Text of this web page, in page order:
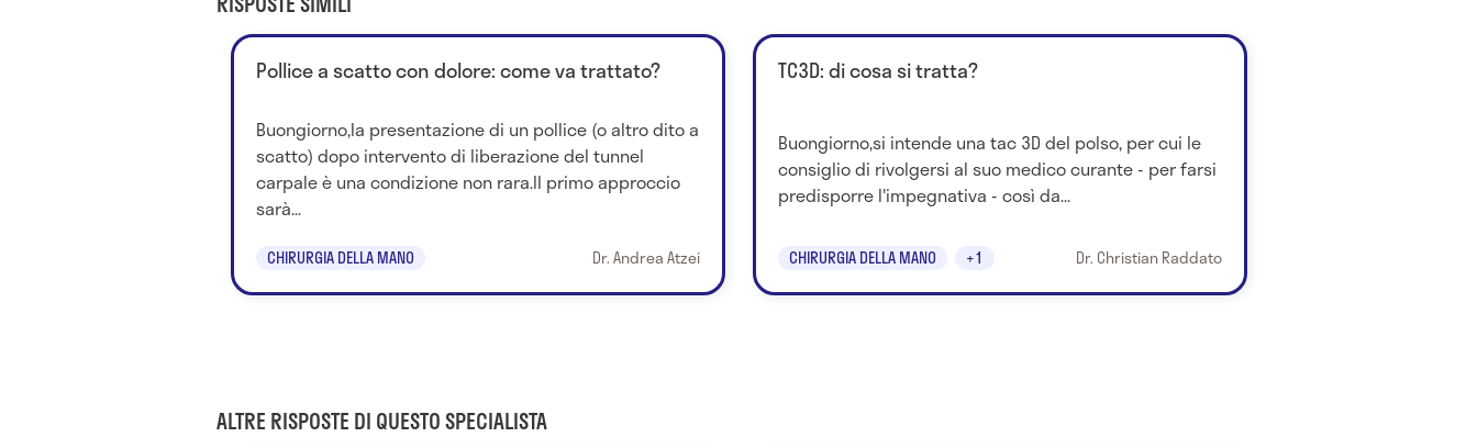
Pollice a scatto con dolore: come va trattato?
Buongiorno,la presentazione di un pollice (o altro dito a
scatto) dopo intervento di liberazione del tunnel
carpale è una condizione non rara.Il primo approccio
sarà...
CHIRURGIA DELLA MANO Dr. Andrea Atzei
TC3D: di cosa si tratta?
Buongiorno,si intende una tac 3D del polso, per cui le
consiglio di rivolgersi al suo medico curante - per farsi
predisporre l'impegnativa - così da...
CHIRURGIA DELLA MANO +1 Dr. Christian Raddato
ALTRE RISPOSTE DI QUESTO SPECIALISTA